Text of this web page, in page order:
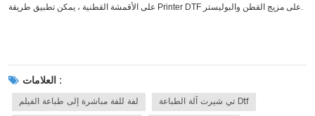
على الأقمشة القطنية ، يمكن تطبيق طريقة Printer DTF على مزيج القطن والبوليستر.
العلامات :
لفة للفة مباشرة إلى طباعة الفيلم
تي شيرت آلة الطباعة Dtf